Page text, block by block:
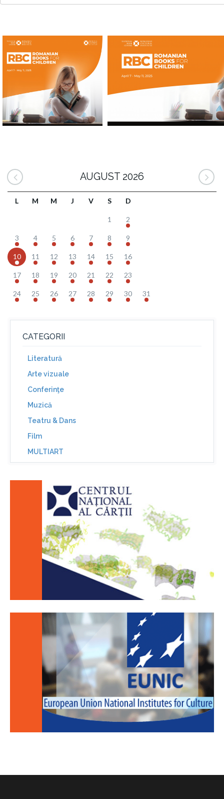
AUGUST 2026
L M M J V S D
1 2
3 4 5 6 7 8 9
10 11 12 13 14 15 16
17 18 19 20 21 22 23
24 25 26 27 28 29 30 31
CATEGORII
Literatură
Arte vizuale
Conferinţe
Muzică
Teatru & Dans
Film
MULTIART